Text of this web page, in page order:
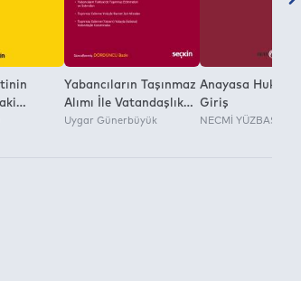
Yabancıların Taşınmaz
Alımı İle Vatandaşlık
Kazanmaları
Uygar Günerbüyük
Anayasa
Giriş
NECMİ